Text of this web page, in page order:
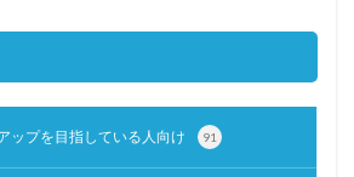
ップを目指している人向け 91